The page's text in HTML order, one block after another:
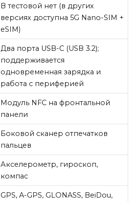
В тестовой нет (в других
версиях доступна 5G Nano-SIM +
eSIM)
Два порта USB-C (USB 3.2);
поддерживается
одновременная зарядка и
работа с периферией
Модуль NFC на фронтальной
панели
Боковой сканер отпечатков
пальцев
Акселерометр, гироскоп,
компас
GPS, A-GPS, GLONASS, BeiDou,